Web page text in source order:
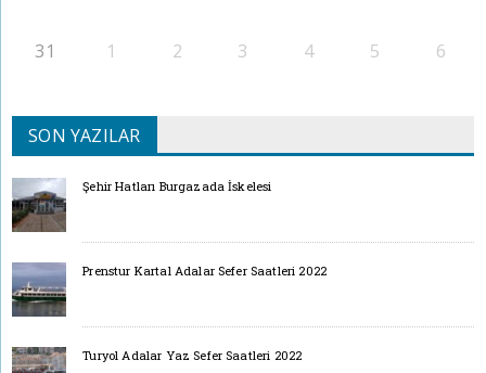
31 1 2 3 4 5 6
SON YAZILAR
Şehir Hatları Burgazada İskelesi
Prenstur Kartal Adalar Sefer Saatleri 2022
Turyol Adalar Yaz Sefer Saatleri 2022